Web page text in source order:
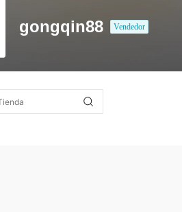
gongqin88 Vendedor